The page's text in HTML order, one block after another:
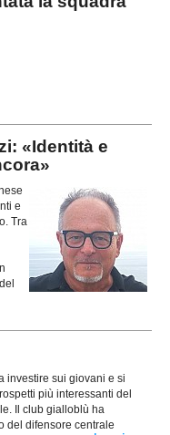
«Identità e
e
Tra
investire sui giovani e si
più interessanti del
Il club gialloblù ha
del difensore centrale